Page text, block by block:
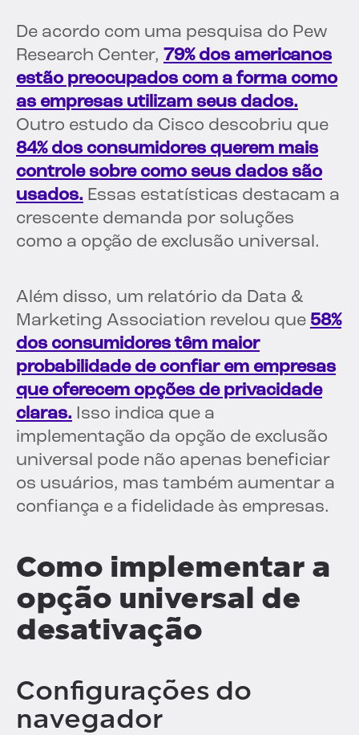
De acordo com uma pesquisa do Pew
Research Center, 79% dos americanos
estão preocupados com a forma como
as empresas utilizam seus dados.
Outro estudo da Cisco descobriu que
84% dos consumidores querem mais
controle sobre como seus dados são
usados. Essas estatísticas destacam a
crescente demanda por soluções
como a opção de exclusão universal.
Além disso, um relatório da Data &
Marketing Association revelou que 58%
dos consumidores têm maior
probabilidade de confiar em empresas
que oferecem opções de privacidade
claras. Isso indica que a
implementação da opção de exclusão
universal pode não apenas beneficiar
os usuários, mas também aumentar a
confiança e a fidelidade às empresas.
Como implementar a
opção universal de
desativação
Configurações do
navegador